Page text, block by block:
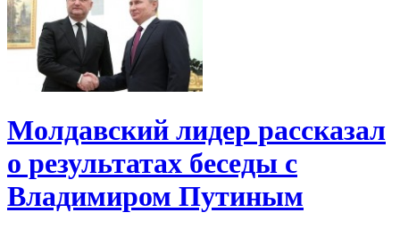
Молдавский лидер рассказал
о результатах беседы с
Владимиром Путиным